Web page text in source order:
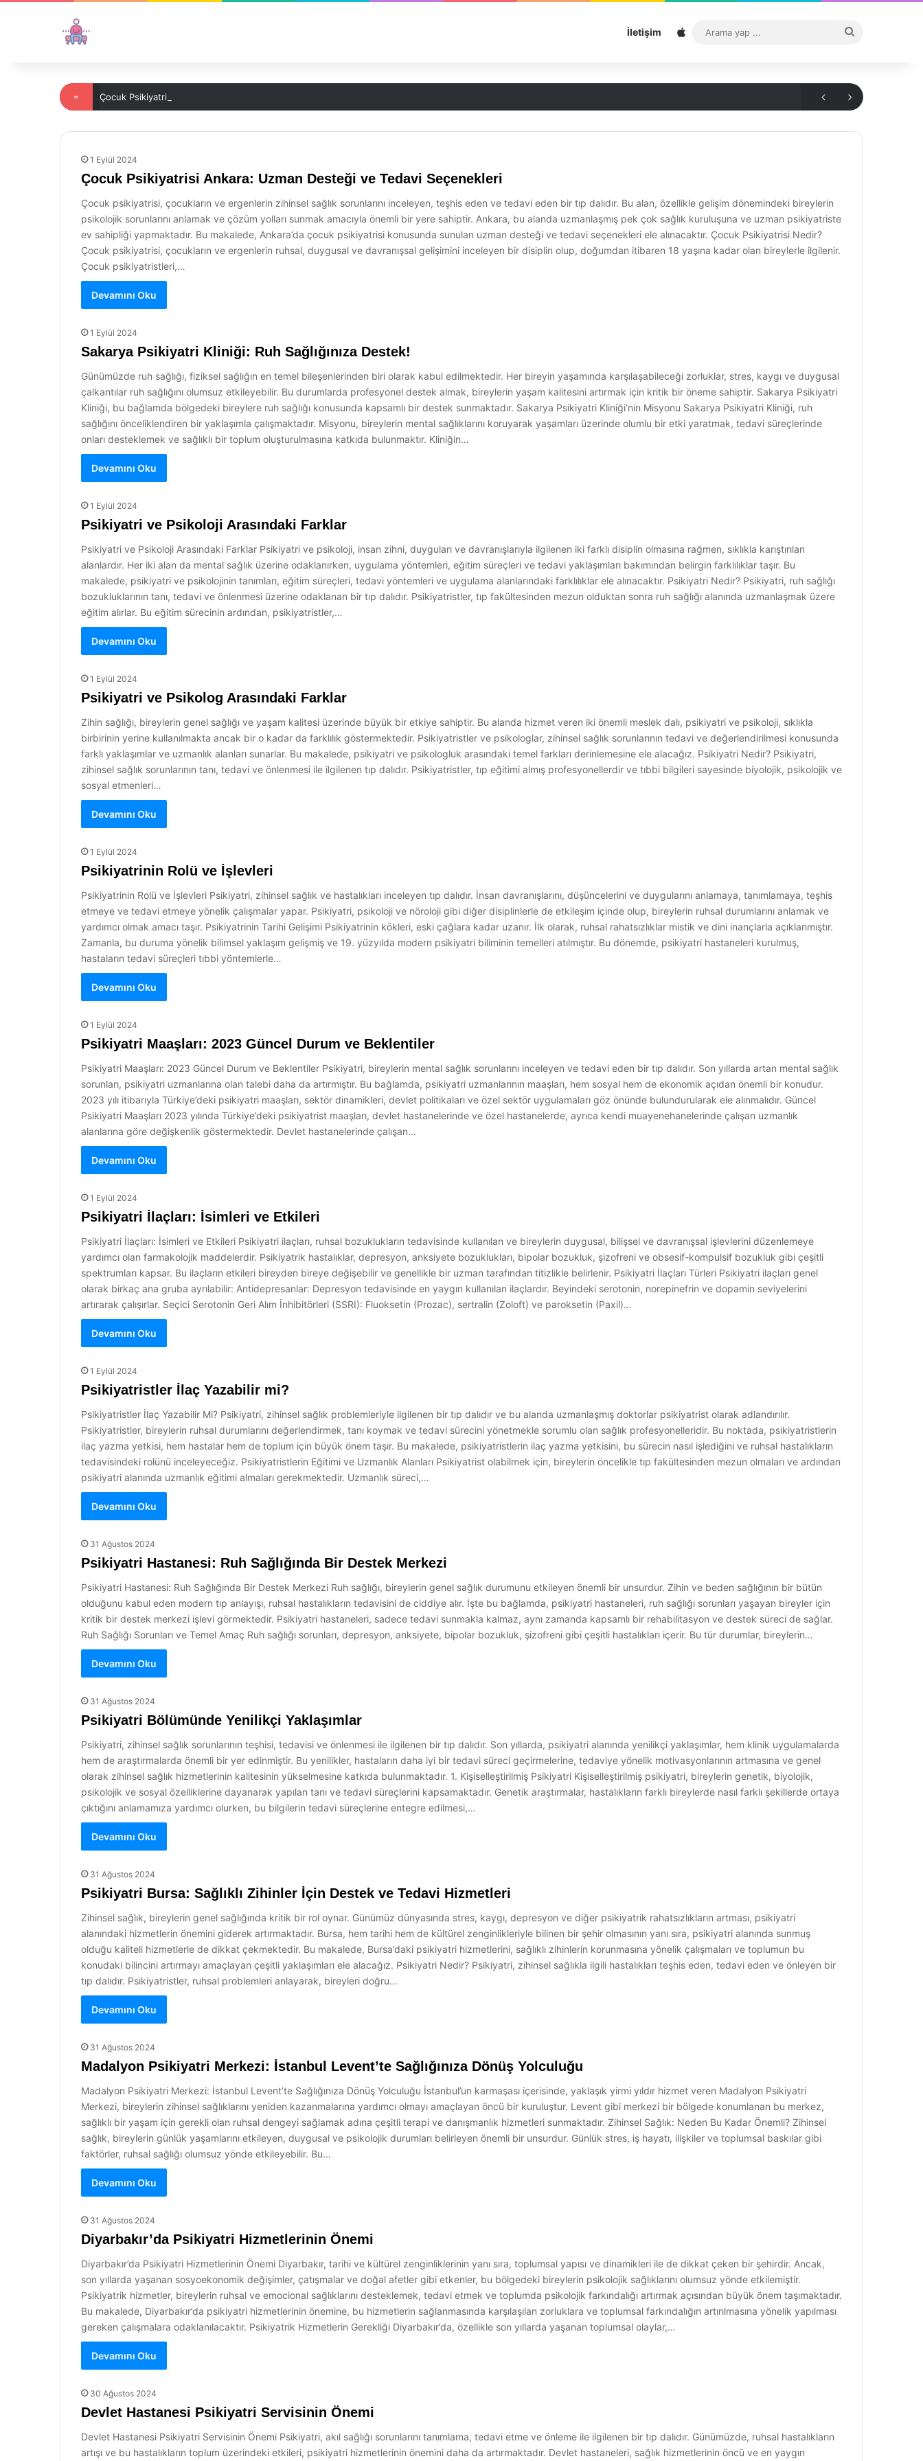
İletişim Sitemap
...
= Çocuk Psikiyatrisi: Erken Müdahalenin Önemi
1 Eylül 2024
Çocuk Psikiyatrisi Ankara: Uzman Desteği ve Tedavi Seçenekleri
Çocuk psikiyatrisi, çocukların ve ergenlerin zihinsel sağlık sorunlarını inceleyen, teşhis eden ve tedavi eden bir tıp dalıdır. Bu alan, özellikle gelişim dönemindeki bireylerin
psikolojik sorunlarını anlamak ve çözüm yolları sunmak amacıyla önemli bir yere sahiptir. Ankara, bu alanda uzmanlaşmış pek çok sağlık kuruluşuna ve uzman psikiyatriste
ev sahipliği yapmaktadır. Bu makalede, Ankara’da çocuk psikiyatrisi konusunda sunulan uzman desteği ve tedavi seçenekleri ele alınacaktır. Çocuk Psikiyatrisi Nedir?
Çocuk psikiyatrisi, çocukların ve ergenlerin ruhsal, duygusal ve davranışsal gelişimini inceleyen bir disiplin olup, doğumdan itibaren 18 yaşına kadar olan bireylerle ilgilenir.
Çocuk psikiyatristleri,…
Devamını Oku
1 Eylül 2024
Sakarya Psikiyatri Kliniği: Ruh Sağlığınıza Destek!
Günümüzde ruh sağlığı, fiziksel sağlığın en temel bileşenlerinden biri olarak kabul edilmektedir. Her bireyin yaşamında karşılaşabileceği zorluklar, stres, kaygı ve duygusal
çalkantılar ruh sağlığını olumsuz etkileyebilir. Bu durumlarda profesyonel destek almak, bireylerin yaşam kalitesini artırmak için kritik bir öneme sahiptir. Sakarya Psikiyatri
Kliniği, bu bağlamda bölgedeki bireylere ruh sağlığı konusunda kapsamlı bir destek sunmaktadır. Sakarya Psikiyatri Kliniği’nin Misyonu Sakarya Psikiyatri Kliniği, ruh
sağlığını önceliklendiren bir yaklaşımla çalışmaktadır. Misyonu, bireylerin mental sağlıklarını koruyarak yaşamları üzerinde olumlu bir etki yaratmak, tedavi süreçlerinde
onları desteklemek ve sağlıklı bir toplum oluşturulmasına katkıda bulunmaktır. Kliniğin…
Devamını Oku
1 Eylül 2024
Psikiyatri ve Psikoloji Arasındaki Farklar
Psikiyatri ve Psikoloji Arasındaki Farklar Psikiyatri ve psikoloji, insan zihni, duyguları ve davranışlarıyla ilgilenen iki farklı disiplin olmasına rağmen, sıklıkla karıştırılan
alanlardır. Her iki alan da mental sağlık üzerine odaklanırken, uygulama yöntemleri, eğitim süreçleri ve tedavi yaklaşımları bakımından belirgin farklılıklar taşır. Bu
makalede, psikiyatri ve psikolojinin tanımları, eğitim süreçleri, tedavi yöntemleri ve uygulama alanlarındaki farklılıklar ele alınacaktır. Psikiyatri Nedir? Psikiyatri, ruh sağlığı
bozukluklarının tanı, tedavi ve önlenmesi üzerine odaklanan bir tıp dalıdır. Psikiyatristler, tıp fakültesinden mezun olduktan sonra ruh sağlığı alanında uzmanlaşmak üzere
eğitim alırlar. Bu eğitim sürecinin ardından, psikiyatristler,…
Devamını Oku
1 Eylül 2024
Psikiyatri ve Psikolog Arasındaki Farklar
Zihin sağlığı, bireylerin genel sağlığı ve yaşam kalitesi üzerinde büyük bir etkiye sahiptir. Bu alanda hizmet veren iki önemli meslek dalı, psikiyatri ve psikoloji, sıklıkla
birbirinin yerine kullanılmakta ancak bir o kadar da farklılık göstermektedir. Psikiyatristler ve psikologlar, zihinsel sağlık sorunlarının tedavi ve değerlendirilmesi konusunda
farklı yaklaşımlar ve uzmanlık alanları sunarlar. Bu makalede, psikiyatri ve psikologluk arasındaki temel farkları derinlemesine ele alacağız. Psikiyatri Nedir? Psikiyatri,
zihinsel sağlık sorunlarının tanı, tedavi ve önlenmesi ile ilgilenen tıp dalıdır. Psikiyatristler, tıp eğitimi almış profesyonellerdir ve tıbbi bilgileri sayesinde biyolojik, psikolojik ve
sosyal etmenleri…
Devamını Oku
1 Eylül 2024
Psikiyatrinin Rolü ve İşlevleri
Psikiyatrinin Rolü ve İşlevleri Psikiyatri, zihinsel sağlık ve hastalıkları inceleyen tıp dalıdır. İnsan davranışlarını, düşüncelerini ve duygularını anlamaya, tanımlamaya, teşhis
etmeye ve tedavi etmeye yönelik çalışmalar yapar. Psikiyatri, psikoloji ve nöroloji gibi diğer disiplinlerle de etkileşim içinde olup, bireylerin ruhsal durumlarını anlamak ve
yardımcı olmak amacı taşır. Psikiyatrinin Tarihi Gelişimi Psikiyatrinin kökleri, eski çağlara kadar uzanır. İlk olarak, ruhsal rahatsızlıklar mistik ve dini inançlarla açıklanmıştır.
Zamanla, bu duruma yönelik bilimsel yaklaşım gelişmiş ve 19. yüzyılda modern psikiyatri biliminin temelleri atılmıştır. Bu dönemde, psikiyatri hastaneleri kurulmuş,
hastaların tedavi süreçleri tıbbi yöntemlerle…
Devamını Oku
1 Eylül 2024
Psikiyatri Maaşları: 2023 Güncel Durum ve Beklentiler
Psikiyatri Maaşları: 2023 Güncel Durum ve Beklentiler Psikiyatri, bireylerin mental sağlık sorunlarını inceleyen ve tedavi eden bir tıp dalıdır. Son yıllarda artan mental sağlık
sorunları, psikiyatri uzmanlarına olan talebi daha da artırmıştır. Bu bağlamda, psikiyatri uzmanlarının maaşları, hem sosyal hem de ekonomik açıdan önemli bir konudur.
2023 yılı itibarıyla Türkiye’deki psikiyatri maaşları, sektör dinamikleri, devlet politikaları ve özel sektör uygulamaları göz önünde bulundurularak ele alınmalıdır. Güncel
Psikiyatri Maaşları 2023 yılında Türkiye’deki psikiyatrist maaşları, devlet hastanelerinde ve özel hastanelerde, ayrıca kendi muayenehanelerinde çalışan uzmanlık
alanlarına göre değişkenlik göstermektedir. Devlet hastanelerinde çalışan…
Devamını Oku
1 Eylül 2024
Psikiyatri İlaçları: İsimleri ve Etkileri
Psikiyatri İlaçları: İsimleri ve Etkileri Psikiyatri ilaçları, ruhsal bozuklukların tedavisinde kullanılan ve bireylerin duygusal, bilişsel ve davranışsal işlevlerini düzenlemeye
yardımcı olan farmakolojik maddelerdir. Psikiyatrik hastalıklar, depresyon, anksiyete bozuklukları, bipolar bozukluk, şizofreni ve obsesif-kompulsif bozukluk gibi çeşitli
spektrumları kapsar. Bu ilaçların etkileri bireyden bireye değişebilir ve genellikle bir uzman tarafından titizlikle belirlenir. Psikiyatri İlaçları Türleri Psikiyatri ilaçları genel
olarak birkaç ana gruba ayrılabilir: Antidepresanlar: Depresyon tedavisinde en yaygın kullanılan ilaçlardır. Beyindeki serotonin, norepinefrin ve dopamin seviyelerini
artırarak çalışırlar. Seçici Serotonin Geri Alım İnhibitörleri (SSRI): Fluoksetin (Prozac), sertralin (Zoloft) ve paroksetin (Paxil)…
Devamını Oku
1 Eylül 2024
Psikiyatristler İlaç Yazabilir mi?
Psikiyatristler İlaç Yazabilir Mi? Psikiyatri, zihinsel sağlık problemleriyle ilgilenen bir tıp dalıdır ve bu alanda uzmanlaşmış doktorlar psikiyatrist olarak adlandırılır.
Psikiyatristler, bireylerin ruhsal durumlarını değerlendirmek, tanı koymak ve tedavi sürecini yönetmekle sorumlu olan sağlık profesyonelleridir. Bu noktada, psikiyatristlerin
ilaç yazma yetkisi, hem hastalar hem de toplum için büyük önem taşır. Bu makalede, psikiyatristlerin ilaç yazma yetkisini, bu sürecin nasıl işlediğini ve ruhsal hastalıkların
tedavisindeki rolünü inceleyeceğiz. Psikiyatristlerin Eğitimi ve Uzmanlık Alanları Psikiyatrist olabilmek için, bireylerin öncelikle tıp fakültesinden mezun olmaları ve ardından
psikiyatri alanında uzmanlık eğitimi almaları gerekmektedir. Uzmanlık süreci,…
Devamını Oku
31 Ağustos 2024
Psikiyatri Hastanesi: Ruh Sağlığında Bir Destek Merkezi
Psikiyatri Hastanesi: Ruh Sağlığında Bir Destek Merkezi Ruh sağlığı, bireylerin genel sağlık durumunu etkileyen önemli bir unsurdur. Zihin ve beden sağlığının bir bütün
olduğunu kabul eden modern tıp anlayışı, ruhsal hastalıkların tedavisini de ciddiye alır. İşte bu bağlamda, psikiyatri hastaneleri, ruh sağlığı sorunları yaşayan bireyler için
kritik bir destek merkezi işlevi görmektedir. Psikiyatri hastaneleri, sadece tedavi sunmakla kalmaz, aynı zamanda kapsamlı bir rehabilitasyon ve destek süreci de sağlar.
Ruh Sağlığı Sorunları ve Temel Amaç Ruh sağlığı sorunları, depresyon, anksiyete, bipolar bozukluk, şizofreni gibi çeşitli hastalıkları içerir. Bu tür durumlar, bireylerin…
Devamını Oku
31 Ağustos 2024
Psikiyatri Bölümünde Yenilikçi Yaklaşımlar
Psikiyatri, zihinsel sağlık sorunlarının teşhisi, tedavisi ve önlenmesi ile ilgilenen bir tıp dalıdır. Son yıllarda, psikiyatri alanında yenilikçi yaklaşımlar, hem klinik uygulamalarda
hem de araştırmalarda önemli bir yer edinmiştir. Bu yenilikler, hastaların daha iyi bir tedavi süreci geçirmelerine, tedaviye yönelik motivasyonlarının artmasına ve genel
olarak zihinsel sağlık hizmetlerinin kalitesinin yükselmesine katkıda bulunmaktadır. 1. Kişiselleştirilmiş Psikiyatri Kişiselleştirilmiş psikiyatri, bireylerin genetik, biyolojik,
psikolojik ve sosyal özelliklerine dayanarak yapılan tanı ve tedavi süreçlerini kapsamaktadır. Genetik araştırmalar, hastalıkların farklı bireylerde nasıl farklı şekillerde ortaya
çıktığını anlamamıza yardımcı olurken, bu bilgilerin tedavi süreçlerine entegre edilmesi,…
Devamını Oku
31 Ağustos 2024
Psikiyatri Bursa: Sağlıklı Zihinler İçin Destek ve Tedavi Hizmetleri
Zihinsel sağlık, bireylerin genel sağlığında kritik bir rol oynar. Günümüz dünyasında stres, kaygı, depresyon ve diğer psikiyatrik rahatsızlıkların artması, psikiyatri
alanındaki hizmetlerin önemini giderek artırmaktadır. Bursa, hem tarihi hem de kültürel zenginlikleriyle bilinen bir şehir olmasının yanı sıra, psikiyatri alanında sunmuş
olduğu kaliteli hizmetlerle de dikkat çekmektedir. Bu makalede, Bursa’daki psikiyatri hizmetlerini, sağlıklı zihinlerin korunmasına yönelik çalışmaları ve toplumun bu
konudaki bilincini artırmayı amaçlayan çeşitli yaklaşımları ele alacağız. Psikiyatri Nedir? Psikiyatri, zihinsel sağlıkla ilgili hastalıkları teşhis eden, tedavi eden ve önleyen bir
tıp dalıdır. Psikiyatristler, ruhsal problemleri anlayarak, bireyleri doğru…
Devamını Oku
31 Ağustos 2024
Madalyon Psikiyatri Merkezi: İstanbul Levent’te Sağlığınıza Dönüş Yolculuğu
Madalyon Psikiyatri Merkezi: İstanbul Levent’te Sağlığınıza Dönüş Yolculuğu İstanbul’un karmaşası içerisinde, yaklaşık yirmi yıldır hizmet veren Madalyon Psikiyatri
Merkezi, bireylerin zihinsel sağlıklarını yeniden kazanmalarına yardımcı olmayı amaçlayan öncü bir kuruluştur. Levent gibi merkezi bir bölgede konumlanan bu merkez,
sağlıklı bir yaşam için gerekli olan ruhsal dengeyi sağlamak adına çeşitli terapi ve danışmanlık hizmetleri sunmaktadır. Zihinsel Sağlık: Neden Bu Kadar Önemli? Zihinsel
sağlık, bireylerin günlük yaşamlarını etkileyen, duygusal ve psikolojik durumları belirleyen önemli bir unsurdur. Günlük stres, iş hayatı, ilişkiler ve toplumsal baskılar gibi
faktörler, ruhsal sağlığı olumsuz yönde etkileyebilir. Bu…
Devamını Oku
31 Ağustos 2024
Diyarbakır’da Psikiyatri Hizmetlerinin Önemi
Diyarbakır’da Psikiyatri Hizmetlerinin Önemi Diyarbakır, tarihi ve kültürel zenginliklerinin yanı sıra, toplumsal yapısı ve dinamikleri ile de dikkat çeken bir şehirdir. Ancak,
son yıllarda yaşanan sosyoekonomik değişimler, çatışmalar ve doğal afetler gibi etkenler, bu bölgedeki bireylerin psikolojik sağlıklarını olumsuz yönde etkilemiştir.
Psikiyatrik hizmetler, bireylerin ruhsal ve emocional sağlıklarını desteklemek, tedavi etmek ve toplumda psikolojik farkındalığı artırmak açısından büyük önem taşımaktadır.
Bu makalede, Diyarbakır’da psikiyatri hizmetlerinin önemine, bu hizmetlerin sağlanmasında karşılaşılan zorluklara ve toplumsal farkındalığın artırılmasına yönelik yapılması
gereken çalışmalara odaklanılacaktır. Psikiyatrik Hizmetlerin Gerekliği Diyarbakır’da, özellikle son yıllarda yaşanan toplumsal olaylar,…
Devamını Oku
30 Ağustos 2024
Devlet Hastanesi Psikiyatri Servisinin Önemi
Devlet Hastanesi Psikiyatri Servisinin Önemi Psikiyatri, akıl sağlığı sorunlarını tanımlama, tedavi etme ve önleme ile ilgilenen bir tıp dalıdır. Günümüzde, ruhsal hastalıkların
artışı ve bu hastalıkların toplum üzerindeki etkileri, psikiyatri hizmetlerinin önemini daha da artırmaktadır. Devlet hastaneleri, sağlık hizmetlerinin öncü ve en yaygın